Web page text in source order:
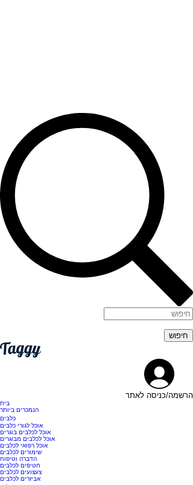
הרשמה/כניסה לאתר
בית
הנמכרים ביותר
כלבים
אוכל לגורי כלבים
אוכל לכלבים בוגרים
אוכל לכלבים מבוגרים
אוכל רפואי לכלבים
שימורים לכלבים
הדברה וטיפוח
חטיפים לכלבים
צעצועים לכלבים
אביזרים לכלבים